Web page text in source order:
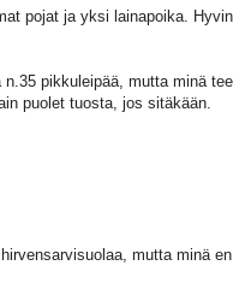
pojat ja yksi lainapoika.
pikkuleipää, mutta minä
puolet tuosta, jos sitäkään.
mutta minä